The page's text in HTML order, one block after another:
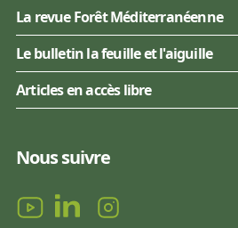
La revue Forêt Méditerranéenne
Le bulletin la feuille et l'aiguille
Articles en accès libre
Nous suivre